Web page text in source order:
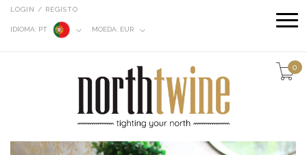
LOGIN / REGISTO
IDIOMA: PT MOEDA: EUR
0